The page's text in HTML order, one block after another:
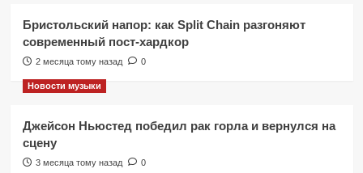
Бристольский напор: как Split Chain разгоняют
современный пост-хардкор
2 месяца тому назад 0
Новости музыки
Джейсон Ньюстед победил рак горла и вернулся на
сцену
3 месяца тому назад 0